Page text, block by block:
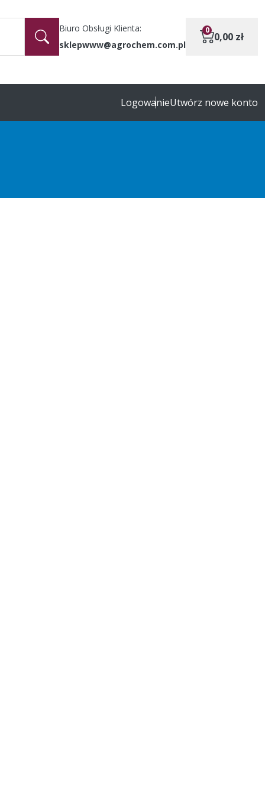
Biuro Obsługi Klienta:
sklepwww@agrochem.com.pl
0
0,00 zł
LogowanieUtwórz nowe konto